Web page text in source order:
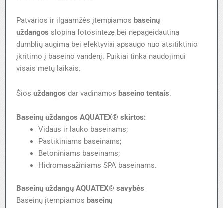
Patvarios ir ilgaamžės įtempiamos baseinų
uždangos slopina fotosintezę bei nepageidautiną
dumblių augimą bei efektyviai apsaugo nuo atsitiktinio
įkritimo į baseino vandenį. Puikiai tinka naudojimui
visais metų laikais.
Šios uždangos dar vadinamos baseino tentais.
Baseinų uždangos AQUATEX® skirtos:
Vidaus ir lauko baseinams;
Pastikiniams baseinams;
Betoniniams baseinams;
Hidromasažiniams SPA baseinams.
Baseinų uždangų AQUATEX® savybės
Baseinų įtempiamos baseinų